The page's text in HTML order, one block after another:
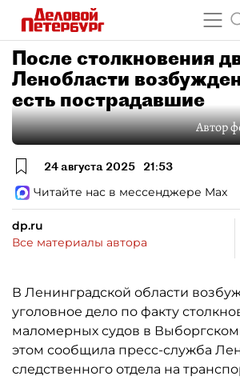
После столкновения
Ленобласти
есть пострадавшие
Автор
24 августа 2025 21:53
Читайте нас в мессенджере Max
dp.ru
Все материалы автора
В Ленинградской области
уголовное дело по факту
маломерных судов в
этом сообщила пресс-служба
следственного отдела на